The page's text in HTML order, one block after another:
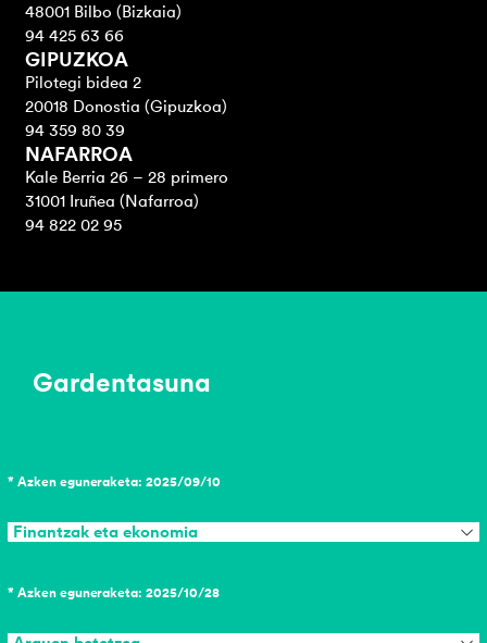
48001 Bilbo (Bizkaia)
94 425 63 66
GIPUZKOA
Pilotegi bidea 2
20018 Donostia (Gipuzkoa)
94 359 80 39
NAFARROA
Kale Berria 26 – 28 primero
31001 Iruñea (Nafarroa)
94 822 02 95
Gardentasuna
* Azken eguneraketa: 2025/09/10
Finantzak eta ekonomia
* Azken eguneraketa: 2025/10/28